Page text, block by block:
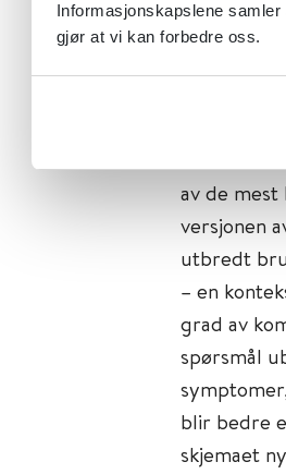
Informasjonskapslene
gjør at vi kan forbedre oss.
disse
validering.
Post-
av de
versjonen
utbredt
– en
grad av
spørsmål
blir bedre
skjemaet